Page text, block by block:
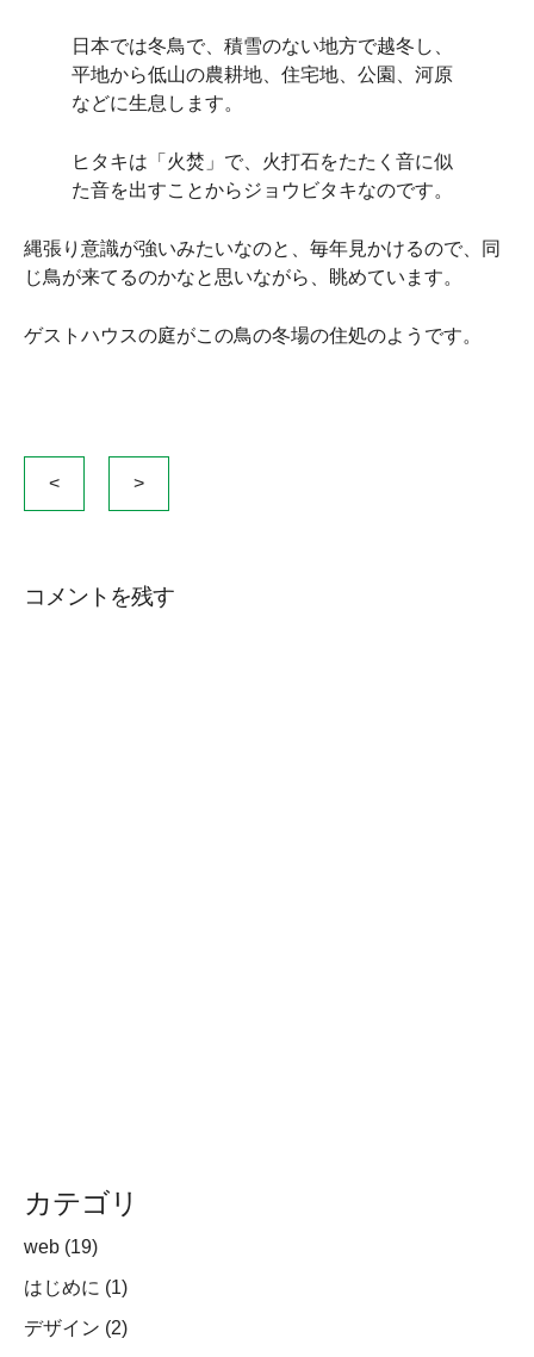
日本では冬鳥で、積雪のない地方で越冬し、
平地から低山の農耕地、住宅地、公園、河原
などに生息します。
ヒタキは「火焚」で、火打石をたたく音に似
た音を出すことからジョウビタキなのです。
縄張り意識が強いみたいなのと、毎年見かけるので、同
じ鳥が来てるのかなと思いながら、眺めています。
ゲストハウスの庭がこの鳥の冬場の住処のようです。
稿
ゲ
< >
コメントを残す
カテゴリ
web (19)
はじめに (1)
デザイン (2)